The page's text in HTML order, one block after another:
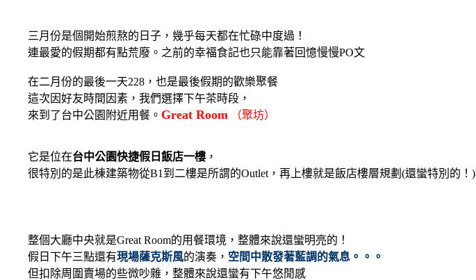
三月份是個開始煎熬的日子，幾乎每天都在忙碌中度過！
連最愛的假期都有點荒廢。之前的幸福食記也只能靠著回憶慢慢PO文
在二月份的最後一天228，也是最後假期的歡樂聚餐
這次因好友時間因素，我們選擇下午茶時段，
來到了台中公園附近用餐。 Great Room （聚坊）
它是位在台中公園快捷假日飯店一樓 ，
很特別的是此棟建築物從B1到二樓是所謂的Outlet，再上樓就是飯店樓層規劃(還蠻特別的！)
整個大廳中央就是Great Room的用餐環境，整體來說還蠻明亮的！
假日下午三點還有現場薩克斯風的演奏， 空間中散發著藍調的氣息。。。
但扣除周圍賣場的些微吵雜，整體來說還蠻有下午悠閒感